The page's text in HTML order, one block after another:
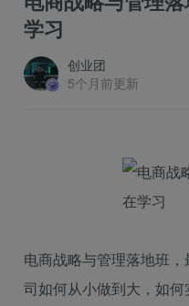
学习
创业团
5个月前更新
电商战略与管理落地班
司如何从小做到大，如何